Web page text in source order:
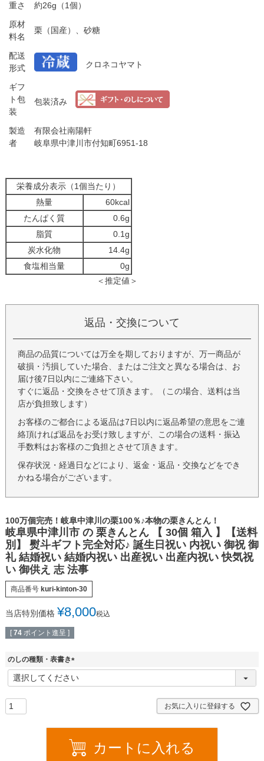
重さ
約26g（1個）
原材
料名
栗（国産）、砂糖
配送
形式
クロネコヤマト
ギフ
ト包
装
包装済み
製造
者
有限会社南陽軒
岐阜県中津川市付知町6951-18
栄養成分表示（1個当たり）
熱量
60kcal
たんぱく質
0.6g
脂質
0.1g
炭水化物
14.4g
食塩相当量
0g
＜推定値＞
返品・交換について
商品の品質については万全を期しておりますが、万一商品が
破損・汚損していた場合、またはご注文と異なる場合は、お
届け後7日以内にご連絡下さい。
すぐに返品・交換をさせて頂きます。（この場合、送料は当
店が負担致します）
お客様のご都合による返品は7日以内に返品希望の意思をご連
絡頂ければ返品をお受け致しますが、この場合の送料・振込
手数料はお客様のご負担とさせて頂きます。
保存状況・経過日などにより、返金・返品・交換などをでき
かねる場合がございます。
100万個完売！岐阜中津川の栗100％♪本物の栗きんとん！
岐阜県中津川市 の 栗きんとん 【 30個 箱入 】【送料
別】 熨斗ギフト完全対応♪ 誕生日祝い 内祝い 御祝 御
礼 結婚祝い 結婚内祝い 出産祝い 出産内祝い 快気祝
い 御供え 志 法事
商品番号 kuri-kinton-30
当店特別価格 ¥8,000税込
[ 74 ポイント進呈 ]
のしの種類・表書き
(
必
お気に入りに登録する
カートに入れる